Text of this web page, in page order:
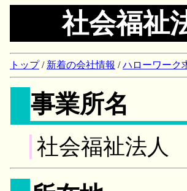
社会福
トップ/ 新着の会社情報 /ハローワーク
事業所名
社会福祉法